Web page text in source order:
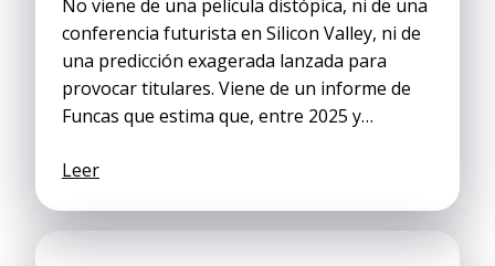
No viene de una película distópica, ni de una
conferencia futurista en Silicon Valley, ni de
una predicción exagerada lanzada para
provocar titulares. Viene de un informe de
Funcas que estima que, entre 2025 y…
Leer